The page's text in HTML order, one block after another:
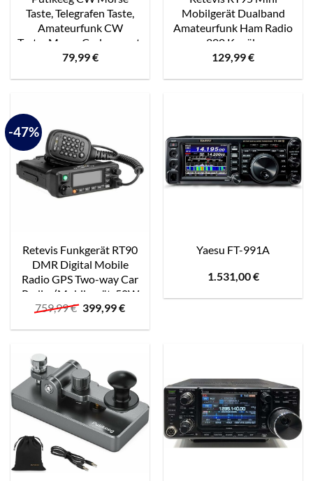
Taste, Telegrafen Taste,
Amateurfunk CW
Taster,Morse Code geraet,
Telegrammtastatur,
79,99€
Mobilgerät Dualband
Amateurfunk Ham Radio
200 Kanäle
5W/15W/25W DTMF
129,99€
-47%
Retevis Funkgerät RT90
DMR Digital Mobile
Radio GPS Two-way Car
Radio, (Mobilgerät, 50W
VHF UHF Dual Band Ham
759,99€ Ursprünglicher
war:
399,99€Aktueller
ist:
Yaesu FT-991A
1.531,00€